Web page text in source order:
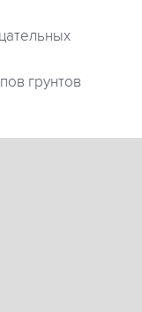
грунтов